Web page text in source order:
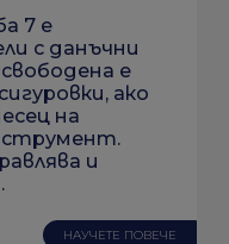
7 е
с данъчни
е
ако
на
и
НАУЧЕТЕ ПОВЕЧЕ